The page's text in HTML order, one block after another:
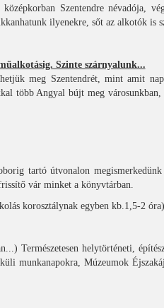
Szentendre névadója,
ilyenekre, sőt az alkotók is
Szinte szárnyalunk...
meg Szentendrét, mint amit
több Angyal bújt meg
tartó útvonalon
vár minket a könyvtárban.
korosztálynak egyben kb.1,5-2 óra)
Természetesen helytörténeti,
munkanapokra, Múzeumok